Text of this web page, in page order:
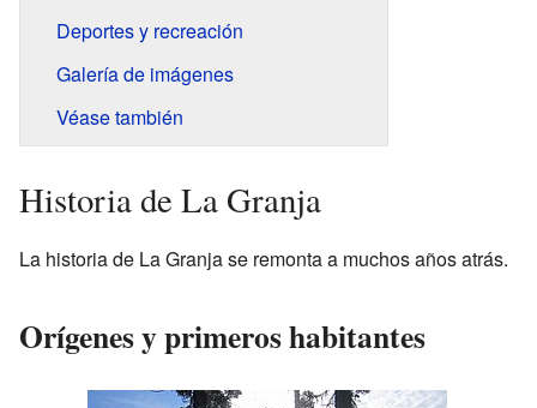
Deportes y recreación
Galería de imágenes
Véase también
Historia de La Granja
La historia de La Granja se remonta a muchos años atrás.
Orígenes y primeros habitantes